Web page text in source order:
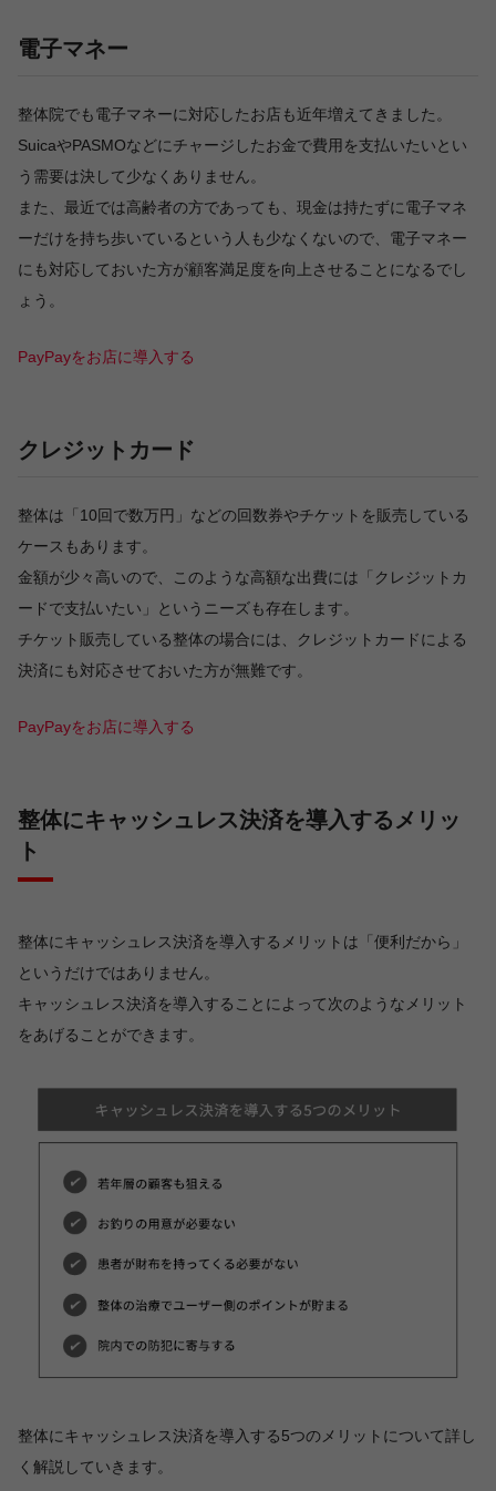
電子マネー
整体院でも電子マネーに対応したお店も近年増えてきました。
SuicaやPASMOなどにチャージしたお金で費用を支払いたいとい
う需要は決して少なくありません。
また、最近では高齢者の方であっても、現金は持たずに電子マネ
ーだけを持ち歩いているという人も少なくないので、電子マネー
にも対応しておいた方が顧客満足度を向上させることになるでし
ょう。
PayPayをお店に導入する
クレジットカード
整体は「10回で数万円」などの回数券やチケットを販売している
ケースもあります。
金額が少々高いので、このような高額な出費には「クレジットカ
ードで支払いたい」というニーズも存在します。
チケット販売している整体の場合には、クレジットカードによる
決済にも対応させておいた方が無難です。
PayPayをお店に導入する
整体にキャッシュレス決済を導入するメリッ
ト
整体にキャッシュレス決済を導入するメリットは「便利だから」
というだけではありません。
キャッシュレス決済を導入することによって次のようなメリット
をあげることができます。
整体にキャッシュレス決済を導入する5つのメリットについて詳し
く解説していきます。